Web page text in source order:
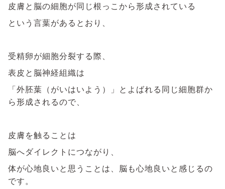
皮膚と脳の細胞が同じ根っこから形成されている
という言葉があるとおり、
受精卵が細胞分裂する際、
表皮と脳神経組織は
「外胚葉（がいはいよう）」とよばれる同じ細胞群か
ら形成されるので、
皮膚を触ることは
脳へダイレクトにつながり、
体が心地良いと思うことは、脳も心地良いと感じるの
です。